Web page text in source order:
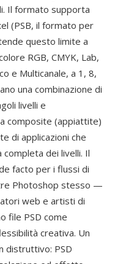
Il formato supporta
(PSB, il formato per
questo limite a
RGB, CMYK, Lab,
e Multicanale, a 1, 8,
una combinazione di
livelli e
composite (appiattite)
di applicazioni che
dei livelli. Il
facto per i flussi di
Photoshop stesso —
web e artisti di
file PSD come
creativa. Un
distruttivo: PSD